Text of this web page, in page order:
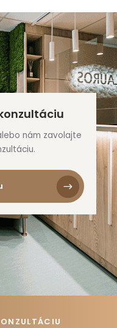
nám zavolajte